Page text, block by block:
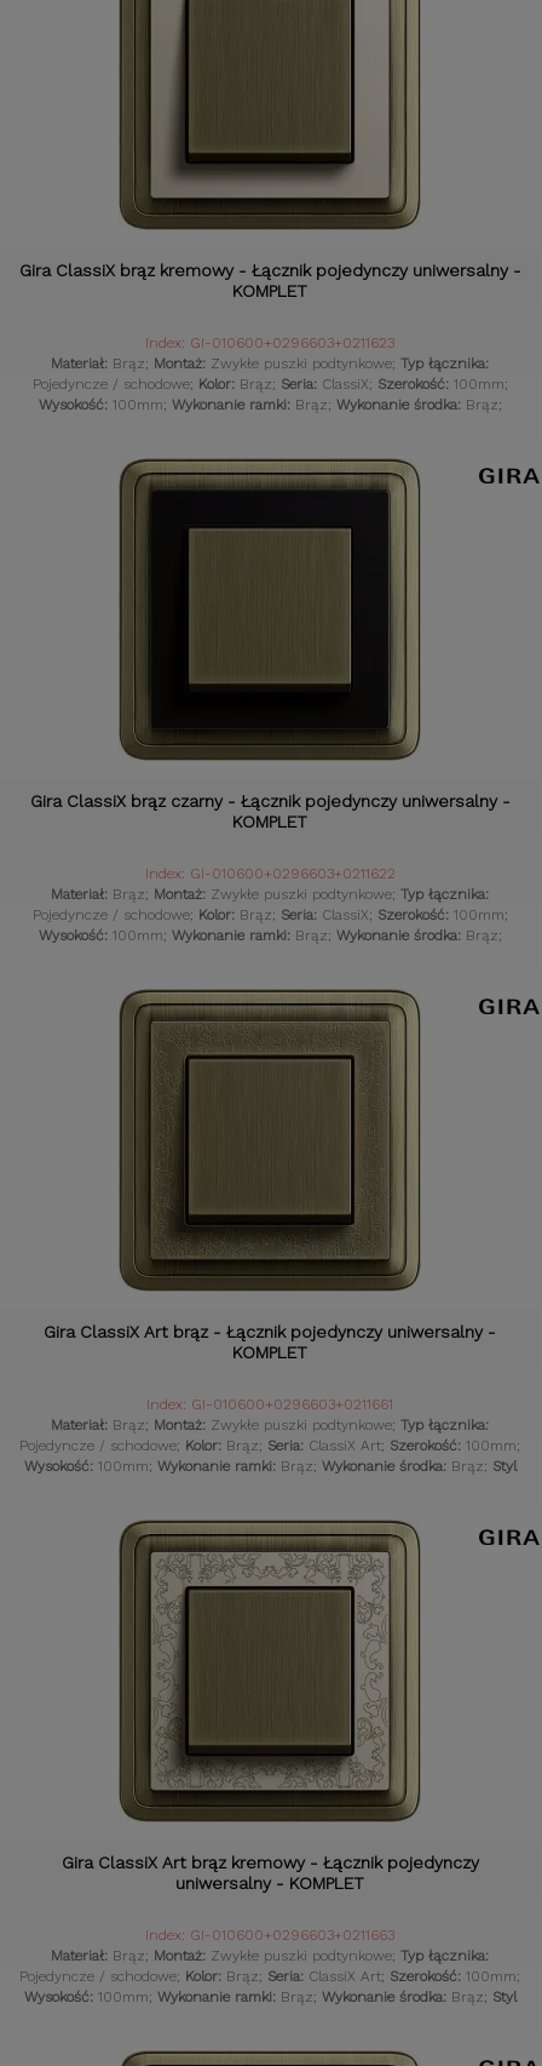
Gira ClassiX brąz kremowy - Łącznik pojedynczy uniwersalny -
KOMPLET
Index: GI-010600+0296603+0211623
Materiał: Brąz; Montaż: Zwykłe puszki podtynkowe; Typ łącznika:
Pojedyncze / schodowe; Kolor: Brąz; Seria: ClassiX; Szerokość: 100mm;
Wysokość: 100mm; Wykonanie ramki: Brąz; Wykonanie środka: Brąz;
Gira ClassiX brąz czarny - Łącznik pojedynczy uniwersalny -
KOMPLET
Index: GI-010600+0296603+0211622
Materiał: Brąz; Montaż: Zwykłe puszki podtynkowe; Typ łącznika:
Pojedyncze / schodowe; Kolor: Brąz; Seria: ClassiX; Szerokość: 100mm;
Wysokość: 100mm; Wykonanie ramki: Brąz; Wykonanie środka: Brąz;
Gira ClassiX Art brąz - Łącznik pojedynczy uniwersalny -
KOMPLET
Index: GI-010600+0296603+0211661
Materiał: Brąz; Montaż: Zwykłe puszki podtynkowe; Typ łącznika:
Pojedyncze / schodowe; Kolor: Brąz; Seria: ClassiX Art; Szerokość: 100mm;
Wysokość: 100mm; Wykonanie ramki: Brąz; Wykonanie środka: Brąz; Styl
Gira ClassiX Art brąz kremowy - Łącznik pojedynczy
uniwersalny - KOMPLET
Index: GI-010600+0296603+0211663
Materiał: Brąz; Montaż: Zwykłe puszki podtynkowe; Typ łącznika:
Pojedyncze / schodowe; Kolor: Brąz; Seria: ClassiX Art; Szerokość: 100mm;
Wysokość: 100mm; Wykonanie ramki: Brąz; Wykonanie środka: Brąz; Styl